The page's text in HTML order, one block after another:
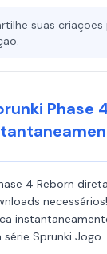
suas
Phase
4 Reborn
Sprunki Jogo.